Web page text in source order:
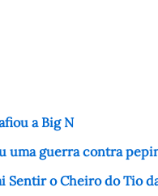
a Big N
uma guerra contra
Sentir o Cheiro do Tio